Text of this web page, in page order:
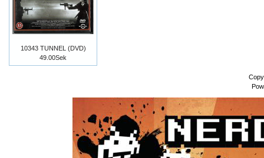
10343 TUNNEL (DVD)
49.00Sek